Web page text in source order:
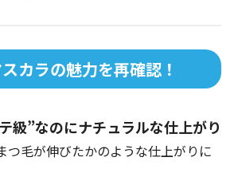
カラの魅力を再確認！
級”なのにナチュラルな仕上がり
毛が伸びたかのような仕上がりに